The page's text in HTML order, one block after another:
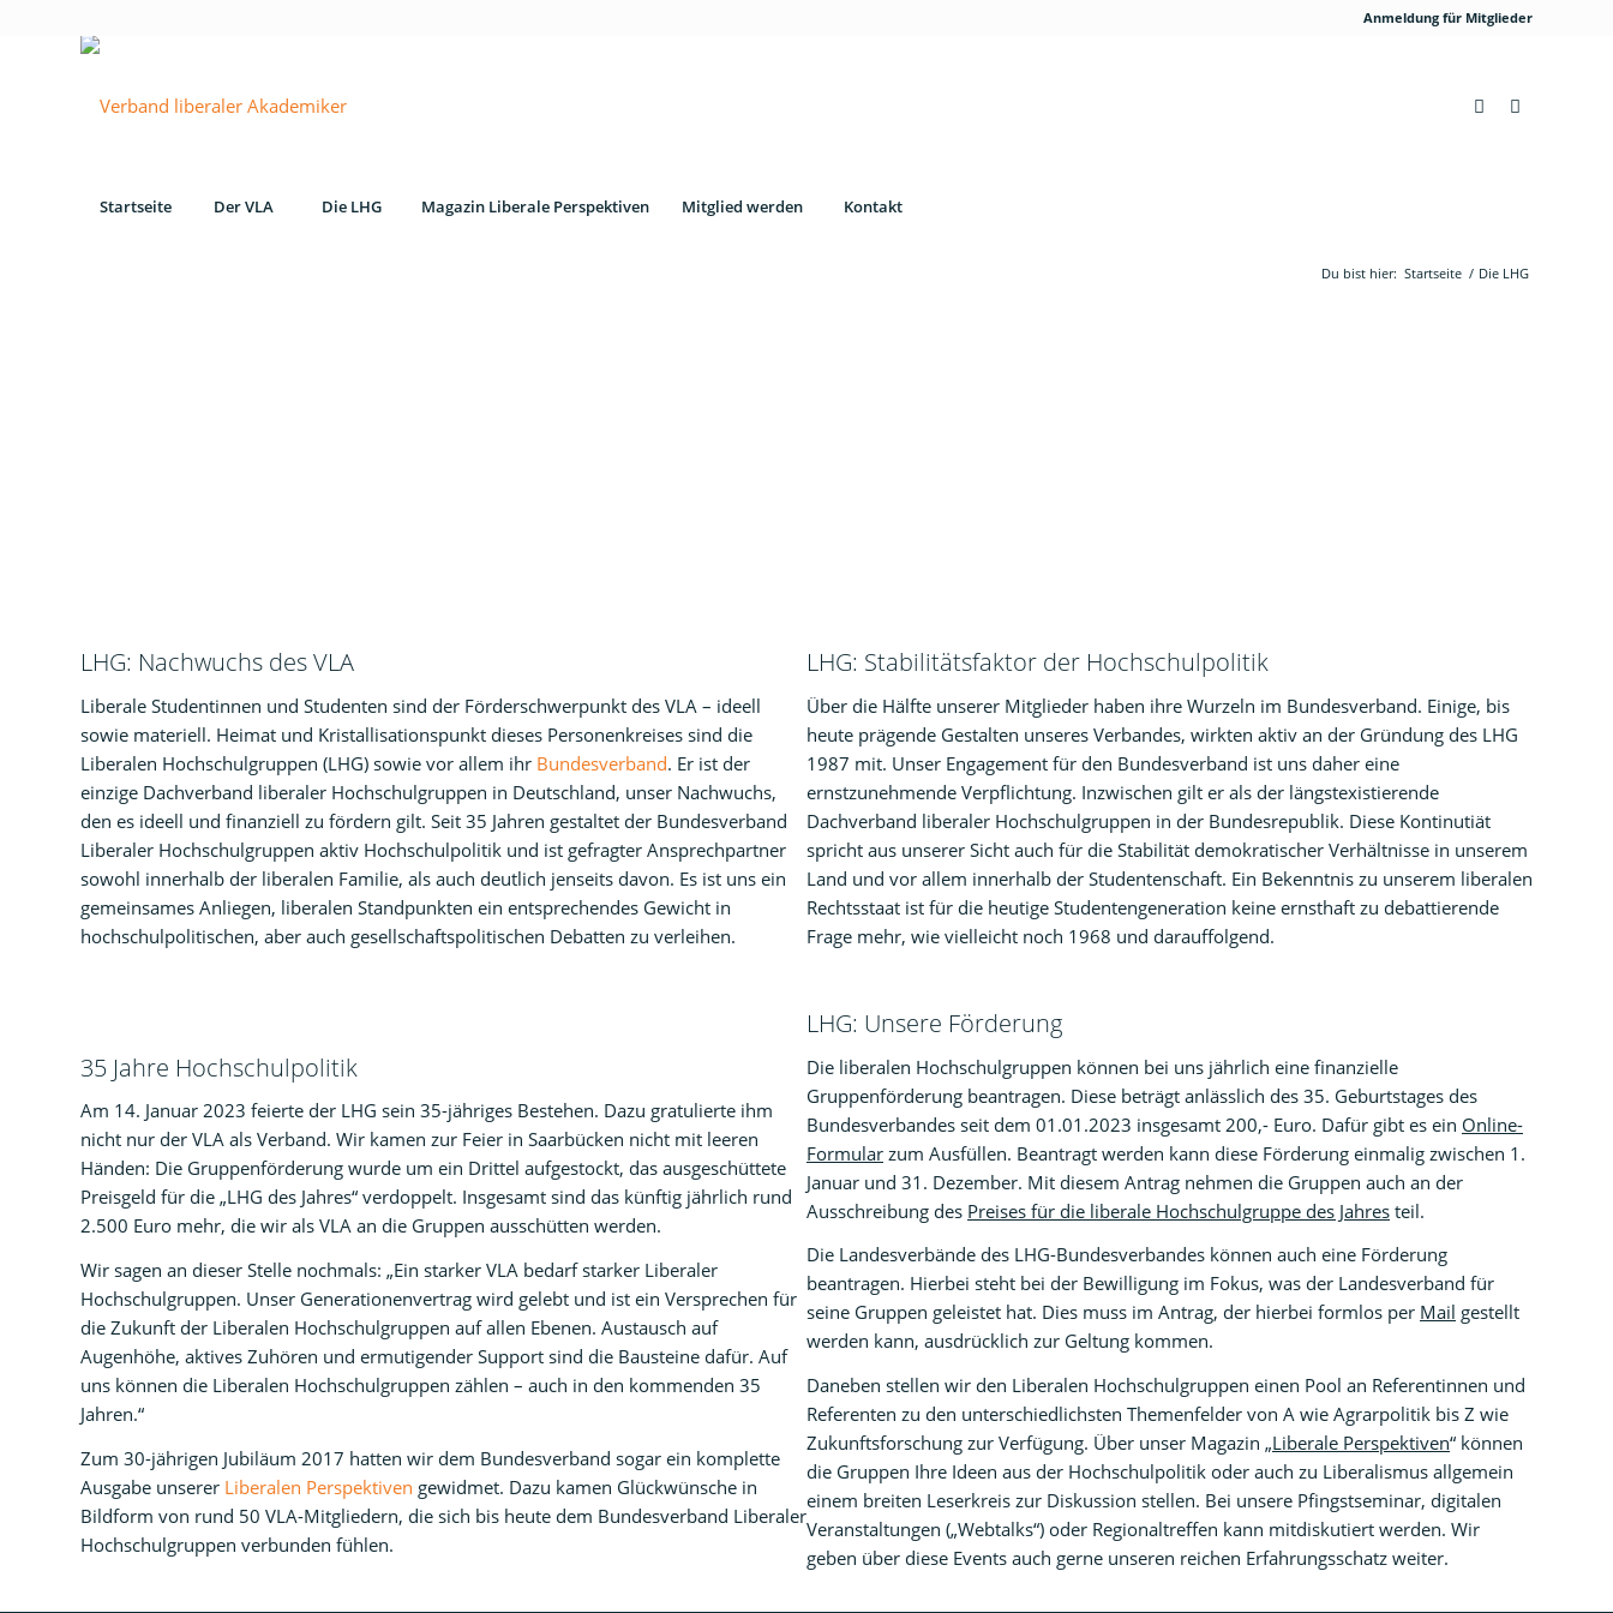
Anmeldung für Mitglieder
Startseite Der VLA Die LHG Magazin Liberale Perspektiven Mitglied werden Kontakt
Du bist hier: Startseite / Die LHG
LHG: Nachwuchs des VLA
Liberale Studentinnen und Studenten sind der Förderschwerpunkt des VLA – ideell
sowie materiell. Heimat und Kristallisationspunkt dieses Personenkreises sind die
Liberalen Hochschulgruppen (LHG) sowie vor allem ihr Bundesverband. Er ist der
einzige Dachverband liberaler Hochschulgruppen in Deutschland, unser Nachwuchs,
den es ideell und finanziell zu fördern gilt. Seit 35 Jahren gestaltet der Bundesverband
Liberaler Hochschulgruppen aktiv Hochschulpolitik und ist gefragter Ansprechpartner
sowohl innerhalb der liberalen Familie, als auch deutlich jenseits davon. Es ist uns ein
gemeinsames Anliegen, liberalen Standpunkten ein entsprechendes Gewicht in
hochschulpolitischen, aber auch gesellschaftspolitischen Debatten zu verleihen.
35 Jahre Hochschulpolitik
Am 14. Januar 2023 feierte der LHG sein 35-jähriges Bestehen. Dazu gratulierte ihm
nicht nur der VLA als Verband. Wir kamen zur Feier in Saarbücken nicht mit leeren
Händen: Die Gruppenförderung wurde um ein Drittel aufgestockt, das ausgeschüttete
Preisgeld für die „LHG des Jahres“ verdoppelt. Insgesamt sind das künftig jährlich rund
2.500 Euro mehr, die wir als VLA an die Gruppen ausschütten werden.
Wir sagen an dieser Stelle nochmals: „Ein starker VLA bedarf starker Liberaler
Hochschulgruppen. Unser Generationenvertrag wird gelebt und ist ein Versprechen für
die Zukunft der Liberalen Hochschulgruppen auf allen Ebenen. Austausch auf
Augenhöhe, aktives Zuhören und ermutigender Support sind die Bausteine dafür. Auf
uns können die Liberalen Hochschulgruppen zählen – auch in den kommenden 35
Jahren.“
Zum 30-jährigen Jubiläum 2017 hatten wir dem Bundesverband sogar ein komplette
Ausgabe unserer Liberalen Perspektiven gewidmet. Dazu kamen Glückwünsche in
Bildform von rund 50 VLA-Mitgliedern, die sich bis heute dem Bundesverband Liberaler
Hochschulgruppen verbunden fühlen.
LHG: Stabilitätsfaktor der Hochschulpolitik
Über die Hälfte unserer Mitglieder haben ihre Wurzeln im Bundesverband. Einige, bis
heute prägende Gestalten unseres Verbandes, wirkten aktiv an der Gründung des LHG
1987 mit. Unser Engagement für den Bundesverband ist uns daher eine
ernstzunehmende Verpflichtung. Inzwischen gilt er als der längstexistierende
Dachverband liberaler Hochschulgruppen in der Bundesrepublik. Diese Kontinutiät
spricht aus unserer Sicht auch für die Stabilität demokratischer Verhältnisse in unserem
Land und vor allem innerhalb der Studentenschaft. Ein Bekenntnis zu unserem liberalen
Rechtsstaat ist für die heutige Studentengeneration keine ernsthaft zu debattierende
Frage mehr, wie vielleicht noch 1968 und darauffolgend.
LHG: Unsere Förderung
Die liberalen Hochschulgruppen können bei uns jährlich eine finanzielle
Gruppenförderung beantragen. Diese beträgt anlässlich des 35. Geburtstages des
Bundesverbandes seit dem 01.01.2023 insgesamt 200,- Euro. Dafür gibt es ein Online-
Formular zum Ausfüllen. Beantragt werden kann diese Förderung einmalig zwischen 1.
Januar und 31. Dezember. Mit diesem Antrag nehmen die Gruppen auch an der
Ausschreibung des Preises für die liberale Hochschulgruppe des Jahres teil.
Die Landesverbände des LHG-Bundesverbandes können auch eine Förderung
beantragen. Hierbei steht bei der Bewilligung im Fokus, was der Landesverband für
seine Gruppen geleistet hat. Dies muss im Antrag, der hierbei formlos per Mail gestellt
werden kann, ausdrücklich zur Geltung kommen.
Daneben stellen wir den Liberalen Hochschulgruppen einen Pool an Referentinnen und
Referenten zu den unterschiedlichsten Themenfelder von A wie Agrarpolitik bis Z wie
Zukunftsforschung zur Verfügung. Über unser Magazin „Liberale Perspektiven“ können
die Gruppen Ihre Ideen aus der Hochschulpolitik oder auch zu Liberalismus allgemein
einem breiten Leserkreis zur Diskussion stellen. Bei unsere Pfingstseminar, digitalen
Veranstaltungen („Webtalks“) oder Regionaltreffen kann mitdiskutiert werden. Wir
geben über diese Events auch gerne unseren reichen Erfahrungsschatz weiter.